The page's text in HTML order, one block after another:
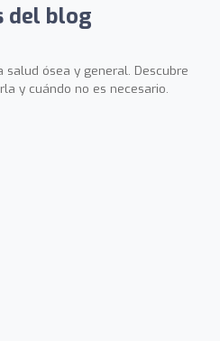
del blog
ósea y general. Descubre
y cuándo no es necesario.